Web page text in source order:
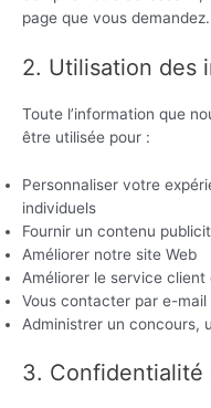
page que vous demandez.
2. Utilisation des
Toute l’information que
être utilisée pour :
Personnaliser votre
individuels
Fournir un contenu
Améliorer notre site Web
Améliorer le service
Vous contacter par e-mail
Administrer un concours,
3. Confidentialité